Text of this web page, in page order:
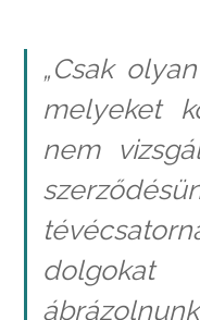
„Csak
melyeket
nem
dolgokat